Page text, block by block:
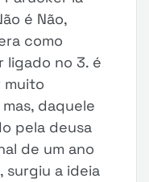
é Não,
como
ligado no 3. é
muito
daquele
pela deusa
de um ano
surgiu a ideia